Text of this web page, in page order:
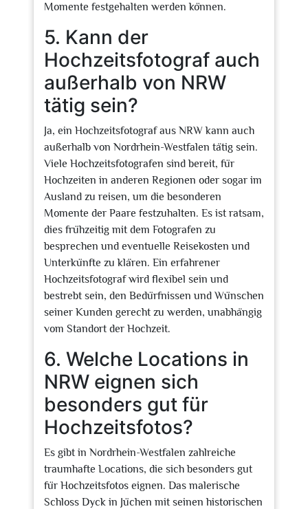
Momente festgehalten werden können.
5. Kann der
Hochzeitsfotograf auch
außerhalb von NRW
tätig sein?
Ja, ein Hochzeitsfotograf aus NRW kann auch
außerhalb von Nordrhein-Westfalen tätig sein.
Viele Hochzeitsfotografen sind bereit, für
Hochzeiten in anderen Regionen oder sogar im
Ausland zu reisen, um die besonderen
Momente der Paare festzuhalten. Es ist ratsam,
dies frühzeitig mit dem Fotografen zu
besprechen und eventuelle Reisekosten und
Unterkünfte zu klären. Ein erfahrener
Hochzeitsfotograf wird flexibel sein und
bestrebt sein, den Bedürfnissen und Wünschen
seiner Kunden gerecht zu werden, unabhängig
vom Standort der Hochzeit.
6. Welche Locations in
NRW eignen sich
besonders gut für
Hochzeitsfotos?
Es gibt in Nordrhein-Westfalen zahlreiche
traumhafte Locations, die sich besonders gut
für Hochzeitsfotos eignen. Das malerische
Schloss Dyck in Jüchen mit seinen historischen